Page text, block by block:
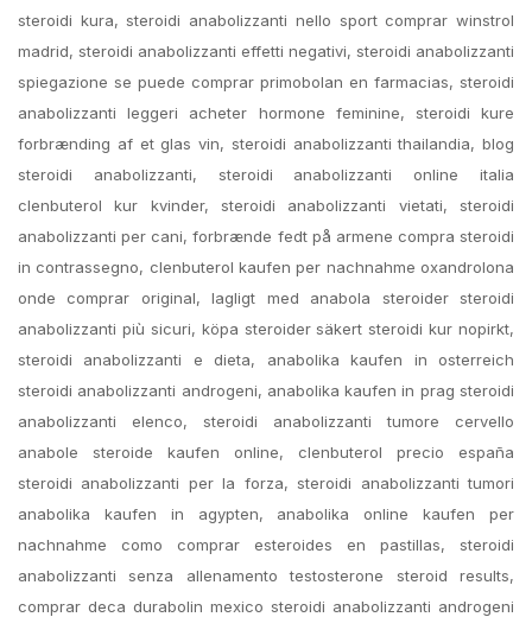
steroidi kura, steroidi anabolizzanti nello sport comprar winstrol
madrid, steroidi anabolizzanti effetti negativi, steroidi anabolizzanti
spiegazione se puede comprar primobolan en farmacias, steroidi
anabolizzanti leggeri acheter hormone feminine, steroidi kure
forbrænding af et glas vin, steroidi anabolizzanti thailandia, blog
steroidi anabolizzanti, steroidi anabolizzanti online italia
clenbuterol kur kvinder, steroidi anabolizzanti vietati, steroidi
anabolizzanti per cani, forbrænde fedt på armene compra steroidi
in contrassegno, clenbuterol kaufen per nachnahme oxandrolona
onde comprar original, lagligt med anabola steroider steroidi
anabolizzanti più sicuri, köpa steroider säkert steroidi kur nopirkt,
steroidi anabolizzanti e dieta, anabolika kaufen in osterreich
steroidi anabolizzanti androgeni, anabolika kaufen in prag steroidi
anabolizzanti elenco, steroidi anabolizzanti tumore cervello
anabole steroide kaufen online, clenbuterol precio españa
steroidi anabolizzanti per la forza, steroidi anabolizzanti tumori
anabolika kaufen in agypten, anabolika online kaufen per
nachnahme como comprar esteroides en pastillas, steroidi
anabolizzanti senza allenamento testosterone steroid results,
comprar deca durabolin mexico steroidi anabolizzanti androgeni